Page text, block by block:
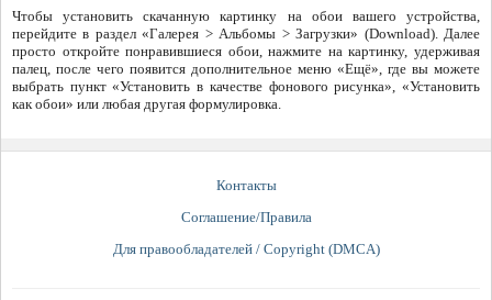
Чтобы установить скачанную картинку на обои вашего устройства,
перейдите в раздел «Галерея > Альбомы > Загрузки» (Download). Далее
просто откройте понравившиеся обои, нажмите на картинку, удерживая
палец, после чего появится дополнительное меню «Ещё», где вы можете
выбрать пункт «Установить в качестве фонового рисунка», «Установить
как обои» или любая другая формулировка.
Контакты
Соглашение/Правила
Для правообладателей / Copyright (DMCA)